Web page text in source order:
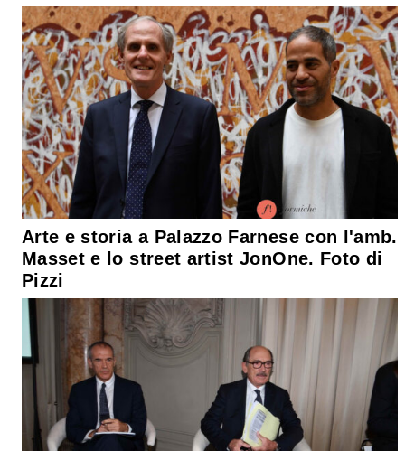
Arte e storia a Palazzo Farnese con l'amb.
Masset e lo street artist JonOne. Foto di
Pizzi